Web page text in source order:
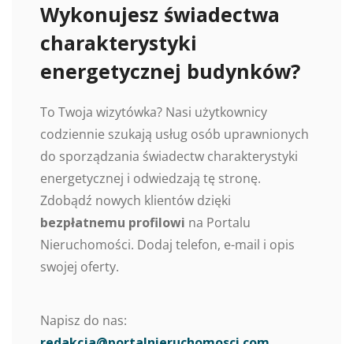
Wykonujesz świadectwa
charakterystyki
energetycznej budynków?
To Twoja wizytówka? Nasi użytkownicy
codziennie szukają usług osób uprawnionych
do sporządzania świadectw charakterystyki
energetycznej i odwiedzają tę stronę.
Zdobądź nowych klientów dzięki
bezpłatnemu profilowi na Portalu
Nieruchomości. Dodaj telefon, e-mail i opis
swojej oferty.
Napisz do nas: